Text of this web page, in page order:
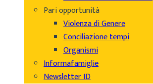
Pari opportunità
Violenza di Genere
Conciliazione tempi
Organismi
Informafamiglie
Newsletter ID